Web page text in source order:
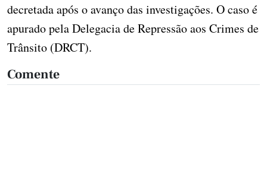
decretada após o avanço das investigações. O caso é
apurado pela Delegacia de Repressão aos Crimes de
Trânsito (DRCT).
Comente